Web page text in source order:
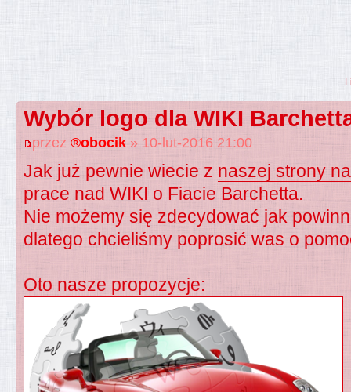
Wybór logo dla WIKI
przez ®obocik » 10-lut-2016 21:00
Jak już pewnie wiecie z naszej strony
prace nad WIKI o Fiacie Barchetta.
Nie możemy się zdecydować jak
dlatego chcieliśmy poprosić was o
Oto nasze propozycje: